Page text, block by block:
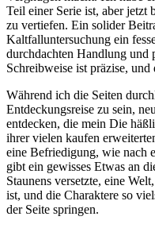
Teil einer Serie ist, aber jetzt
zu vertiefen. Ein solider
Kaltfalluntersuchung ein
durchdachten Handlung und
Schreibweise ist präzise,
Während ich die Seiten
Entdeckungsreise zu sein,
entdecken, die mein Die
ihrer vielen kaufen
eine Befriedigung, wie nach
gibt ein gewisses Etwas an
Staunens versetzte, eine
ist, und die Charaktere so
der Seite springen.